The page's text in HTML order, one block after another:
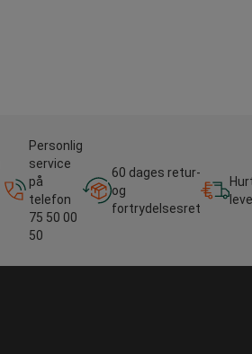
Personlig
service
på
telefon
75 50 00
50
60 dages retur-
og
fortrydelsesret